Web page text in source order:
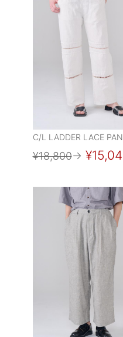
C/L LADDER LACE
¥18,800→